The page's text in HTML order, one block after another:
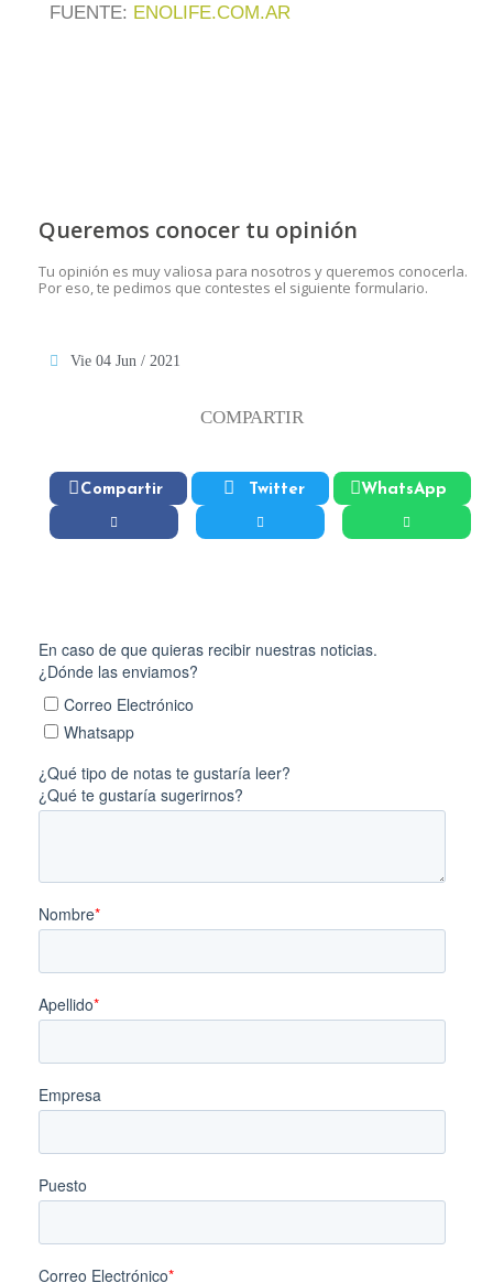
FUENTE: ENOLIFE.COM.AR
Queremos conocer tu opinión
Tu opinión es muy valiosa para nosotros y queremos conocerla.
Por eso, te pedimos que contestes el siguiente formulario.
Vie 04 Jun / 2021
COMPARTIR
Compartir Twitter WhatsApp